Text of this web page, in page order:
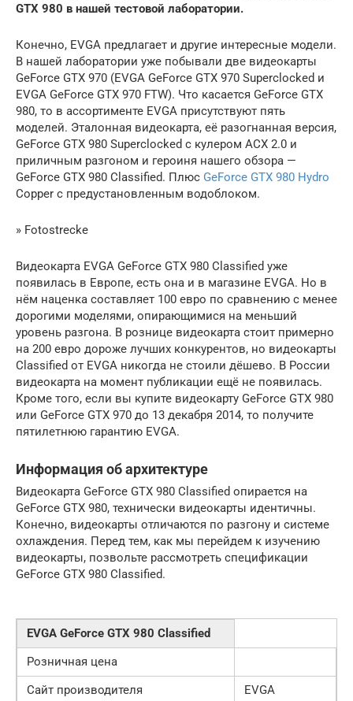
GTX 980 в нашей тестовой лаборатории.
Конечно, EVGA предлагает и другие интересные модели.
В нашей лаборатории уже побывали две видеокарты
GeForce GTX 970 (EVGA GeForce GTX 970 Superclocked и
EVGA GeForce GTX 970 FTW). Что касается GeForce GTX
980, то в ассортименте EVGA присутствуют пять
моделей. Эталонная видеокарта, её разогнанная версия,
GeForce GTX 980 Superclocked с кулером ACX 2.0 и
приличным разгоном и героиня нашего обзора —
GeForce GTX 980 Classified. Плюс GeForce GTX 980 Hydro
Copper с предустановленным водоблоком.
» Fotostrecke
Видеокарта EVGA GeForce GTX 980 Classified уже
появилась в Европе, есть она и в магазине EVGA. Но в
нём наценка составляет 100 евро по сравнению с менее
дорогими моделями, опирающимися на меньший
уровень разгона. В рознице видеокарта стоит примерно
на 200 евро дороже лучших конкурентов, но видеокарты
Classified от EVGA никогда не стоили дёшево. В России
видеокарта на момент публикации ещё не появилась.
Кроме того, если вы купите видеокарту GeForce GTX 980
или GeForce GTX 970 до 13 декабря 2014, то получите
пятилетнюю гарантию EVGA.
Информация об архитектуре
Видеокарта GeForce GTX 980 Classified опирается на
GeForce GTX 980, технически видеокарты идентичны.
Конечно, видеокарты отличаются по разгону и системе
охлаждения. Перед тем, как мы перейдем к изучению
видеокарты, позвольте рассмотреть спецификации
GeForce GTX 980 Classified.
EVGA GeForce GTX 980 Classified
Розничная цена
Сайт производителя
EVGA